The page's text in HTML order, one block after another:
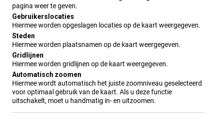
pagina weer te geven.
Gebruikers​locaties
Hiermee worden opgeslagen locaties op de kaart weergegeven.
Steden
Hiermee worden plaatsnamen op de kaart weergegeven.
Gridlijnen
Hiermee worden gridlijnen op de kaart weergegeven.
Automatisch zoomen
Hiermee wordt automatisch het juiste zoomniveau geselecteerd
voor optimaal gebruik van de kaart. Als u deze functie
uitschakelt, moet u handmatig in- en uitzoomen.